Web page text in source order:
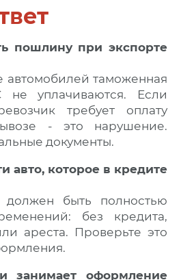
пошлину при экспорте
автомобилей таможенная
уплачиваются. Если
требует оплату
- это нарушение.
документы.
авто, которое в кредите
должен быть полностью
без кредита,
ареста. Проверьте это
занимает оформление